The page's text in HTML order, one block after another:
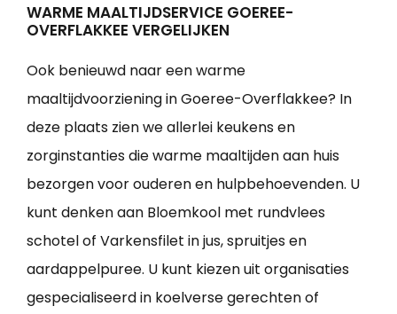
WARME MAALTIJDSERVICE GOEREE-
OVERFLAKKEE VERGELIJKEN
Ook benieuwd naar een warme
maaltijdvoorziening in Goeree-Overflakkee? In
deze plaats zien we allerlei keukens en
zorginstanties die warme maaltijden aan huis
bezorgen voor ouderen en hulpbehoevenden. U
kunt denken aan Bloemkool met rundvlees
schotel of Varkensfilet in jus, spruitjes en
aardappelpuree. U kunt kiezen uit organisaties
gespecialiseerd in koelverse gerechten of